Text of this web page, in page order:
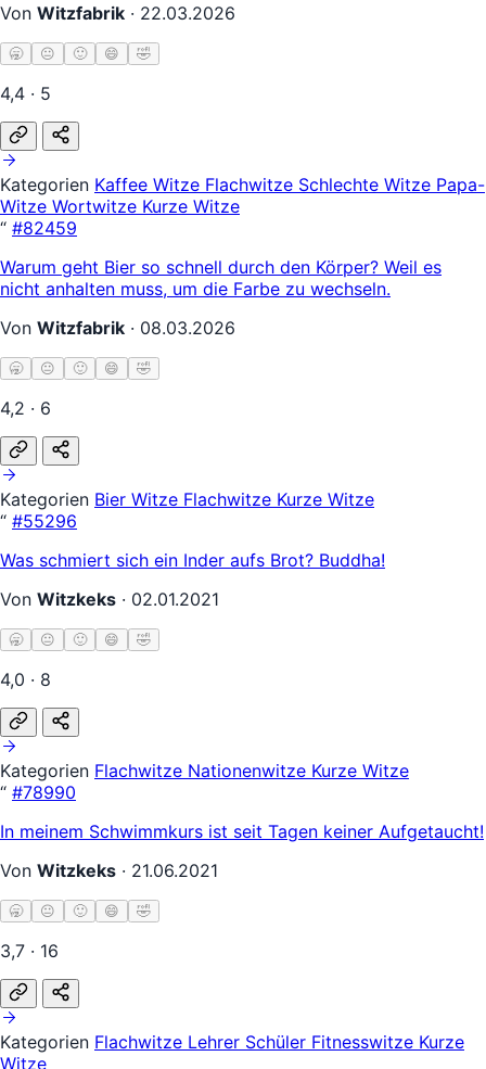
Von Witzfabrik · 22.03.2026
🥱 😐 🙂 😄 🤣
4,4 · 5
Kategorien Kaffee Witze Flachwitze Schlechte Witze Papa-
Witze Wortwitze Kurze Witze
“ #82459
Warum geht Bier so schnell durch den Körper? Weil es
nicht anhalten muss, um die Farbe zu wechseln.
Von Witzfabrik · 08.03.2026
🥱 😐 🙂 😄 🤣
4,2 · 6
Kategorien Bier Witze Flachwitze Kurze Witze
“ #55296
Was schmiert sich ein Inder aufs Brot? Buddha!
Von Witzkeks · 02.01.2021
🥱 😐 🙂 😄 🤣
4,0 · 8
Kategorien Flachwitze Nationenwitze Kurze Witze
“ #78990
In meinem Schwimmkurs ist seit Tagen keiner Aufgetaucht!
Von Witzkeks · 21.06.2021
🥱 😐 🙂 😄 🤣
3,7 · 16
Kategorien Flachwitze Lehrer Schüler Fitnesswitze Kurze
Witze